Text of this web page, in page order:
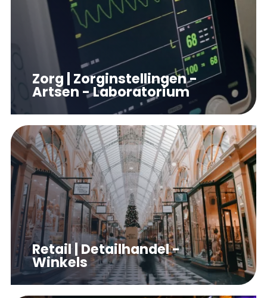
Zorg | Zorginstellingen -
Artsen - Laboratorium
Retail | Detailhandel -
Winkels